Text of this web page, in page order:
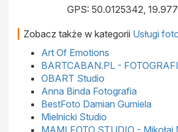
GPS: 50.0125342,
Zobacz także w kategorii Usługi
Art Of Emotions
BARTCABAN.PL -
OBART Studio
Anna Binda Fotografia
BestFoto Damian Gumiela
Mielnicki Studio
MAMI FOTO STUDIO - Mikołaj